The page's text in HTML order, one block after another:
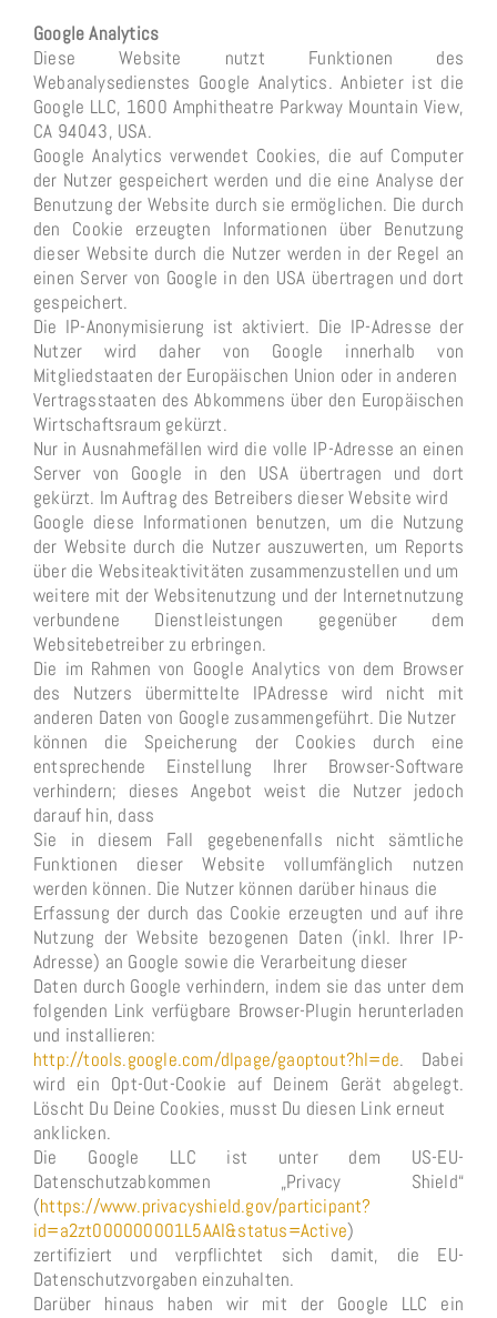
Google Analytics
Diese Website nutzt Funktionen des
Webanalysedienstes Google Analytics. Anbieter ist die
Google LLC, 1600 Amphitheatre Parkway Mountain View,
CA 94043, USA.
Google Analytics verwendet Cookies, die auf Computer
der Nutzer gespeichert werden und die eine Analyse der
Benutzung der Website durch sie ermöglichen. Die durch
den Cookie erzeugten Informationen über Benutzung
dieser Website durch die Nutzer werden in der Regel an
einen Server von Google in den USA übertragen und dort
gespeichert.
Die IP-Anonymisierung ist aktiviert. Die IP-Adresse der
Nutzer wird daher von Google innerhalb von
Mitgliedstaaten der Europäischen Union oder in anderen
Vertragsstaaten des Abkommens über den Europäischen
Wirtschaftsraum gekürzt.
Nur in Ausnahmefällen wird die volle IP-Adresse an einen
Server von Google in den USA übertragen und dort
gekürzt. Im Auftrag des Betreibers dieser Website wird
Google diese Informationen benutzen, um die Nutzung
der Website durch die Nutzer auszuwerten, um Reports
über die Websiteaktivitäten zusammenzustellen und um
weitere mit der Websitenutzung und der Internetnutzung
verbundene Dienstleistungen gegenüber dem
Websitebetreiber zu erbringen.
Die im Rahmen von Google Analytics von dem Browser
des Nutzers übermittelte IPAdresse wird nicht mit
anderen Daten von Google zusammengeführt. Die Nutzer
können die Speicherung der Cookies durch eine
entsprechende Einstellung Ihrer Browser-Software
verhindern; dieses Angebot weist die Nutzer jedoch
darauf hin, dass
Sie in diesem Fall gegebenenfalls nicht sämtliche
Funktionen dieser Website vollumfänglich nutzen
werden können. Die Nutzer können darüber hinaus die
Erfassung der durch das Cookie erzeugten und auf ihre
Nutzung der Website bezogenen Daten (inkl. Ihrer IP-
Adresse) an Google sowie die Verarbeitung dieser
Daten durch Google verhindern, indem sie das unter dem
folgenden Link verfügbare Browser-Plugin herunterladen
und installieren:
http://tools.google.com/dlpage/gaoptout?hl=de. Dabei
wird ein Opt-Out-Cookie auf Deinem Gerät abgelegt.
Löscht Du Deine Cookies, musst Du diesen Link erneut
anklicken.
Die Google LLC ist unter dem US-EU-
Datenschutzabkommen „Privacy Shield“
(https://www.privacyshield.gov/participant?
id=a2zt000000001L5AAI&status=Active)
zertifiziert und verpflichtet sich damit, die EU-
Datenschutzvorgaben einzuhalten.
Darüber hinaus haben wir mit der Google LLC ein